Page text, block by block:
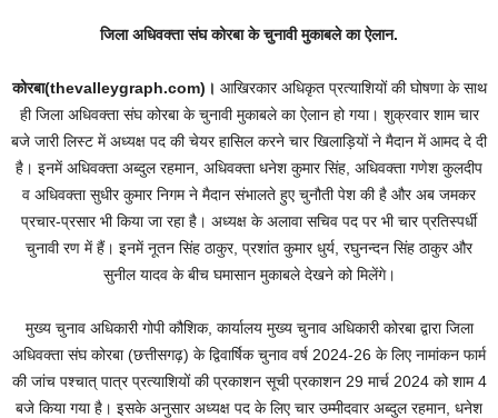
जिला अधिवक्ता संघ कोरबा के चुनावी मुकाबले का ऐलान.
कोरबा(thevalleygraph.com)। आखिरकार अधिकृत प्रत्याशियों की घोषणा के साथ
ही जिला अधिवक्ता संघ कोरबा के चुनावी मुकाबले का ऐलान हो गया। शुक्रवार शाम चार
बजे जारी लिस्ट में अध्यक्ष पद की चेयर हासिल करने चार खिलाड़ियों ने मैदान में आमद दे दी
है। इनमें अधिवक्ता अब्दुल रहमान, अधिवक्ता धनेश कुमार सिंह, अधिवक्ता गणेश कुलदीप
व अधिवक्ता सुधीर कुमार निगम ने मैदान संभालते हुए चुनौती पेश की है और अब जमकर
प्रचार-प्रसार भी किया जा रहा है। अध्यक्ष के अलावा सचिव पद पर भी चार प्रतिस्पर्धी
चुनावी रण में हैं। इनमें नूतन सिंह ठाकुर, प्रशांत कुमार धुर्य, रघुनन्दन सिंह ठाकुर और
सुनील यादव के बीच घमासान मुकाबले देखने को मिलेंगे।
मुख्य चुनाव अधिकारी गोपी कौशिक, कार्यालय मुख्य चुनाव अधिकारी कोरबा द्वारा जिला
अधिवक्ता संघ कोरबा (छत्तीसगढ़) के द्विवार्षिक चुनाव वर्ष 2024-26 के लिए नामांकन फार्म
की जांच पश्चात् पात्र प्रत्याशियों की प्रकाशन सूची प्रकाशन 29 मार्च 2024 को शाम 4
बजे किया गया है। इसके अनुसार अध्यक्ष पद के लिए चार उम्मीदवार अब्दुल रहमान, धनेश